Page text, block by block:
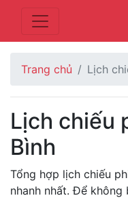
Trang chủ Lịch
Lịch chiếu
Bình
Tổng hợp lịch chiếu
nhanh nhất. Để